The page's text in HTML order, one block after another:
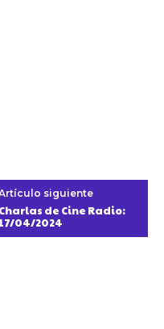
siguiente
Charlas de Cine Radio:
17/04/2024